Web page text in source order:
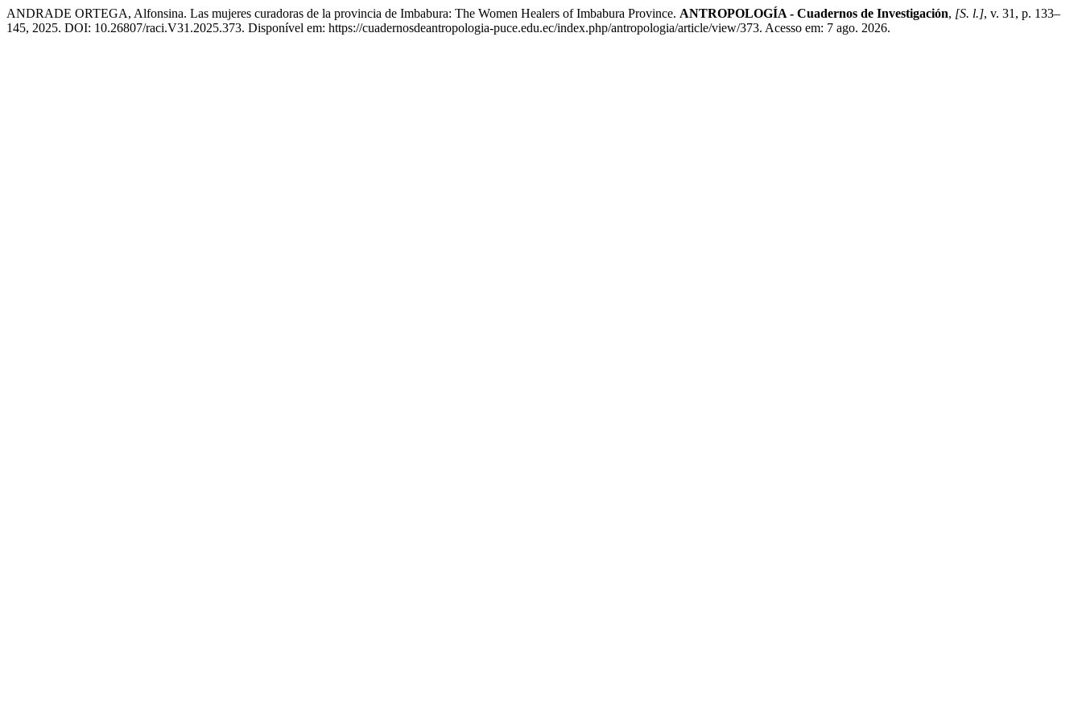
ANDRADE ORTEGA, Alfonsina. Las mujeres curadoras de la provincia de Imbabura: The Women Healers of Imbabura Province. ANTROPOLOGÍA - Cuadernos de Investigación, [S. l.], v. 31, p. 133–
145, 2025. DOI: 10.26807/raci.V31.2025.373. Disponível em: https://cuadernosdeantropologia-puce.edu.ec/index.php/antropologia/article/view/373. Acesso em: 7 ago. 2026.